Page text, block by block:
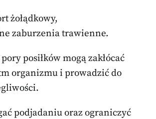
żołądkowy,
zaburzenia trawienne.
posiłków mogą zakłócać
organizmu i prowadzić do
podjadaniu oraz ograniczyć